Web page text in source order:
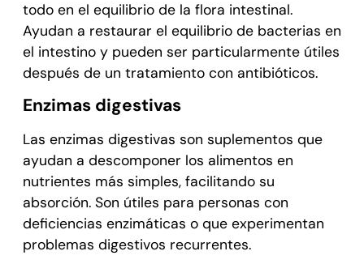
todo en el equilibrio de la flora intestinal.
Ayudan a restaurar el equilibrio de bacterias en
el intestino y pueden ser particularmente útiles
después de un tratamiento con antibióticos.
Enzimas digestivas
Las enzimas digestivas son suplementos que
ayudan a descomponer los alimentos en
nutrientes más simples, facilitando su
absorción. Son útiles para personas con
deficiencias enzimáticas o que experimentan
problemas digestivos recurrentes.